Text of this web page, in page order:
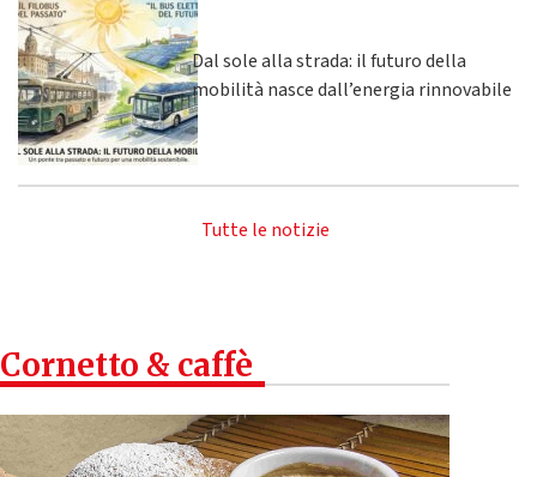
Dal sole alla strada: il futuro della
mobilità nasce dall’energia rinnovabile
Tutte le notizie
Cornetto & caffè